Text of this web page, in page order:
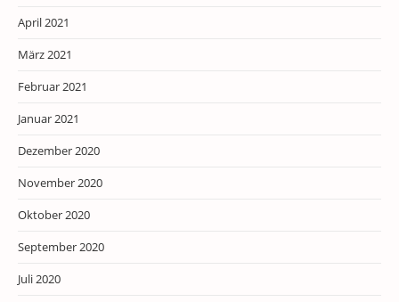
April 2021
März 2021
Februar 2021
Januar 2021
Dezember 2020
November 2020
Oktober 2020
September 2020
Juli 2020